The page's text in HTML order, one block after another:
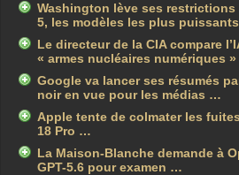
Washington lève ses restrictions
5, les modèles les plus
Le directeur de la CIA compare
« armes nucléaires numériques
Google va lancer ses résumés
noir en vue pour les médias …
Apple tente de colmater les
18 Pro …
La Maison-Blanche demande à
GPT-5.6 pour examen …